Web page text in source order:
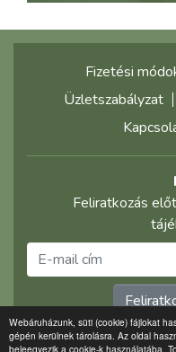
Webáruházunk, süti (cookie) fájlokat
gépén kerülnek tárolásra. Az oldal
beleegyezik a cookie-k használatába.
Fizetési
Üzletszabályzat
Feliratkozás
©2021